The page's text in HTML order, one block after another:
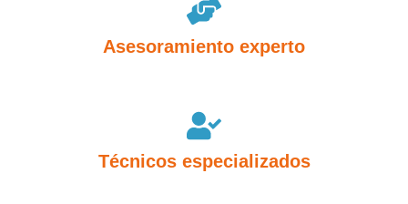
Asesoramiento experto
Técnicos especializados